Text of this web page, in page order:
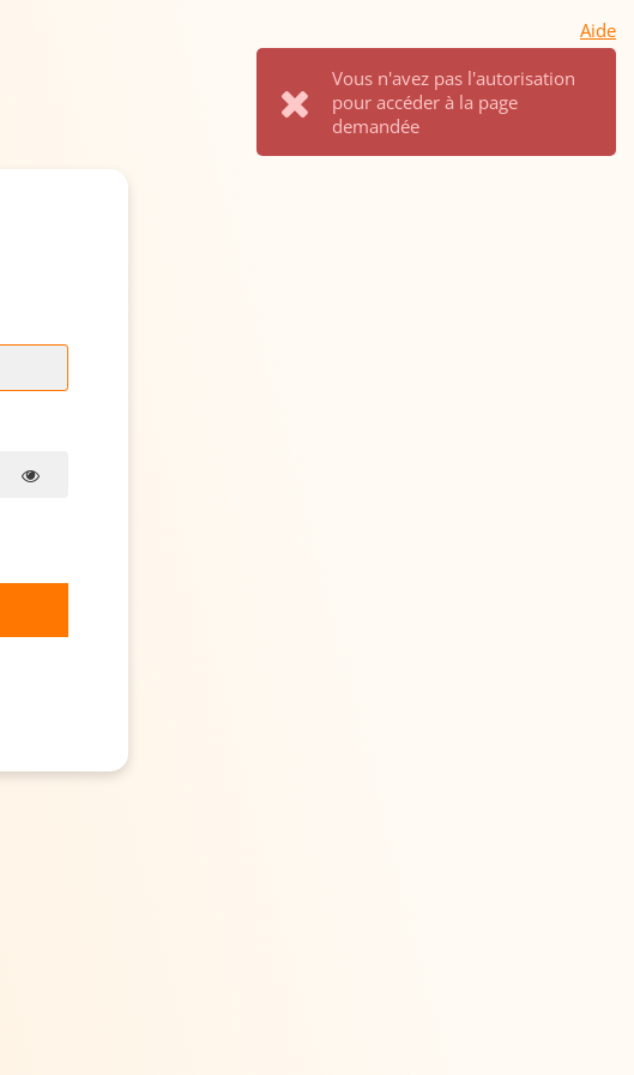
Aide
Vous n'avez pas l'autorisation
pour accéder à la page
demandée